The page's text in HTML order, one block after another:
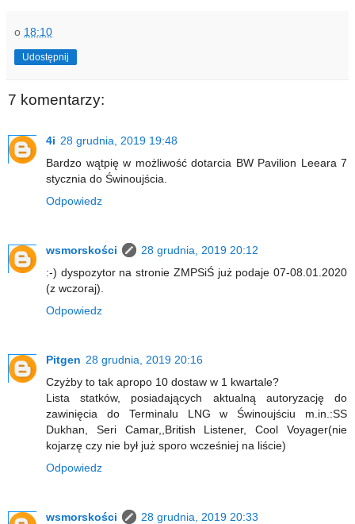
o 18:10
Udostępnij
7 komentarzy:
4i 28 grudnia, 2019 19:48
Bardzo wątpię w możliwość dotarcia BW Pavilion Leeara 7
stycznia do Świnoujścia.
Odpowiedz
wsmorskości
28 grudnia, 2019 20:12
:-) dyspozytor na stronie ZMPSiŚ już podaje 07-08.01.2020
(z wczoraj).
Odpowiedz
Pitgen 28 grudnia, 2019 20:16
Czyżby to tak apropo 10 dostaw w 1 kwartale?
Lista statków, posiadających aktualną autoryzację do
zawinięcia do Terminalu LNG w Świnoujściu m.in.:SS
Dukhan, Seri Camar,,British Listener, Cool Voyager(nie
kojarzę czy nie był już sporo wcześniej na liście)
Odpowiedz
wsmorskości
28 grudnia, 2019 20:33